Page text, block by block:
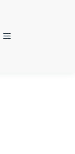
Menü